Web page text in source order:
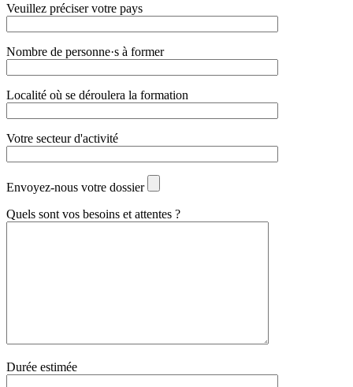
Veuillez préciser votre pays
Nombre de personne·s à former
Localité où se déroulera la formation
Votre secteur d'activité
Envoyez-nous votre dossier
Quels sont vos besoins et attentes ?
Durée estimée